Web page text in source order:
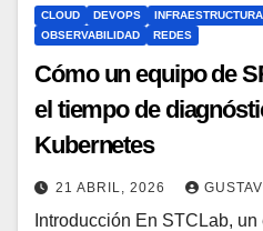
CLOUD DEVOPS INFRAESTRUCTURA
OBSERVABILIDAD
REDES
Cómo un equipo de
el tiempo de
Kubernetes
21 ABRIL, 2026
Introducción En STCLab,